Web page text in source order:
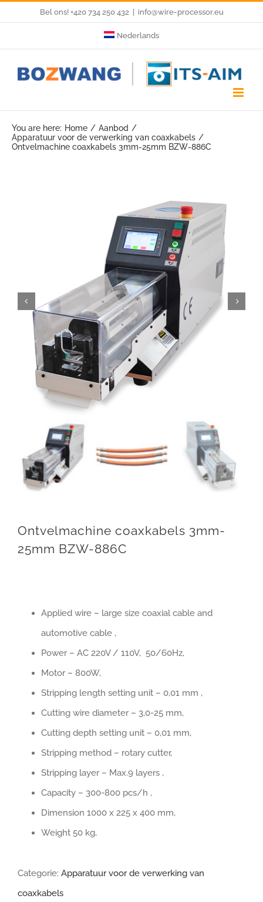
content
Bel ons! +420 734 250 432 info@wire-processor.eu
Nederlands
You are here: Home
Aanbod
Apparatuur voor de verwerking van coaxkabels
Ontvelmachine coaxkabels 3mm-25mm BZW-886C
Ontvelmachine coaxkabels 3mm-
25mm BZW-886C
Applied wire – large size coaxial cable and
automotive cable ,
Power – AC 220V / 110V, 50/60Hz,
Motor – 800W,
Stripping length setting unit – 0,01 mm ,
Cutting wire diameter – 3,0-25 mm,
Cutting depth setting unit – 0,01 mm,
Stripping method – rotary cutter,
Stripping layer – Max.9 layers ,
Capacity – 300-800 pcs/h ,
Dimension 1000 x 225 x 400 mm,
Weight 50 kg,
Categorie: Apparatuur voor de verwerking van
coaxkabels